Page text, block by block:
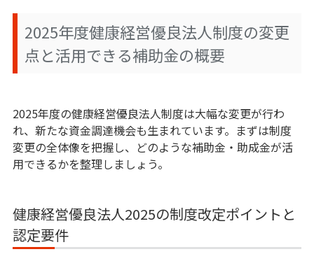
ナレッジマイニングとは？AI活用で実現する社
内検索と業務効率化の新常識
QCD +S（安全衛生）とは？｜作業員の安全と
健康の可視化で生産管理が変わる、活用法と成
功事例を紹介
QCDSEとは？｜Safety（安全）と
Environment（作業環境）を軸とした新たな現
場マネジメント
2025年度健康経営優良法人制度の変更
点と活用できる補助金の概要
2025年度の健康経営優良法人制度は大幅な変更が行わ
れ、新たな資金調達機会も生まれています。まずは制度
変更の全体像を把握し、どのような補助金・助成金が活
用できるかを整理しましょう。
健康経営優良法人2025の制度改定ポイントと
認定要件